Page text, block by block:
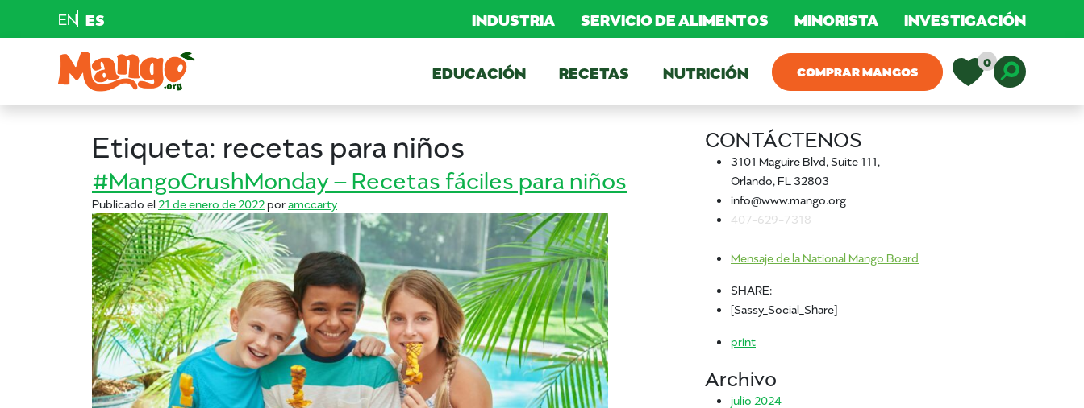
EN ES INDUSTRIA SERVICIO DE ALIMENTOS MINORISTA INVESTIGACIÓN
Navegación principal EDUCACIÓN RECETAS NUTRICIÓN COMPRAR MANGOS
0
RECETAS
NUTRICIÓN
COMPRAR MANGOS
Etiqueta: recetas para niños
#MangoCrushMonday – Recetas fáciles para niños
Publicado el 21 de enero de 2022poramccarty
CONTÁCTENOS
3101 Maguire Blvd, Suite 111,
Orlando, FL 32803
info@www.mango.org
407-629-7318
Mensaje de la National Mango Board
SHARE:
[Sassy_Social_Share]
print
Archivo
julio 2024